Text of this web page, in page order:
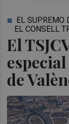
El
de
EL SUPREMO
EL CONSELL